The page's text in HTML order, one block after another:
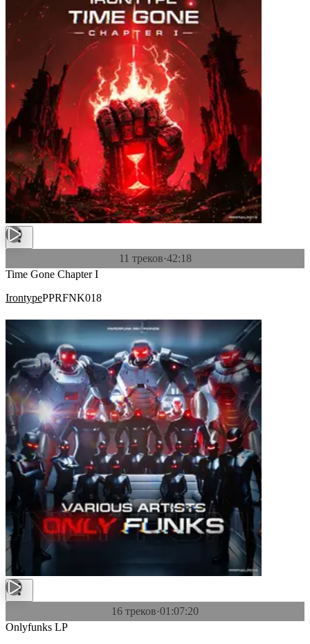
11 треков·42:18
Time Gone Chapter I
IrontypePPRFNK018
16 треков·01:07:20
Onlyfunks LP